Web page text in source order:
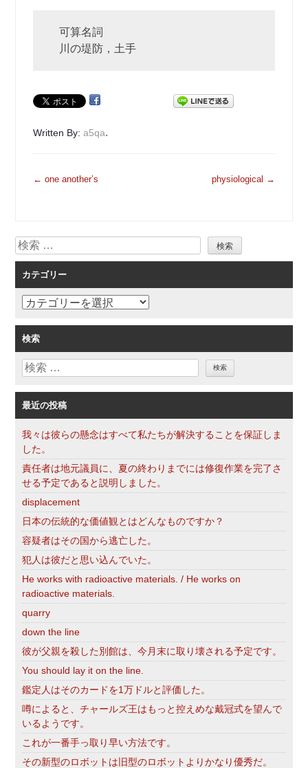
可算名詞
川の堤防，土手
Written By:a5qa.
投
ゲ
ー
シ
ョ
ン
← one another’s physiological →
検
索
カテゴリー
カ
ゴ
リ
ー
検索
検
最近の投稿
我々は彼らの懸念はすべて私たちが解決することを保証しま
した。
責任者は地元議員に、夏の終わりまでには修復作業を完了さ
せる予定であると説明しました。
displacement
日本の伝統的な価値観とはどんなものですか？
容疑者はその国から逃亡した。
犯人は彼だと思い込んでいた。
He works with radioactive materials. / He works on
radioactive materials.
quarry
down the line
彼が父親を殺した別館は、今月末に取り壊される予定です。
You should lay it on the line.
鑑定人はそのカードを1万ドルと評価した。
噂によると、チャールズ王はもっと控えめな戴冠式を望んで
いるようです。
これが一番手っ取り早い方法です。
その新型のロボットは旧型のロボットよりかなり優秀だ。